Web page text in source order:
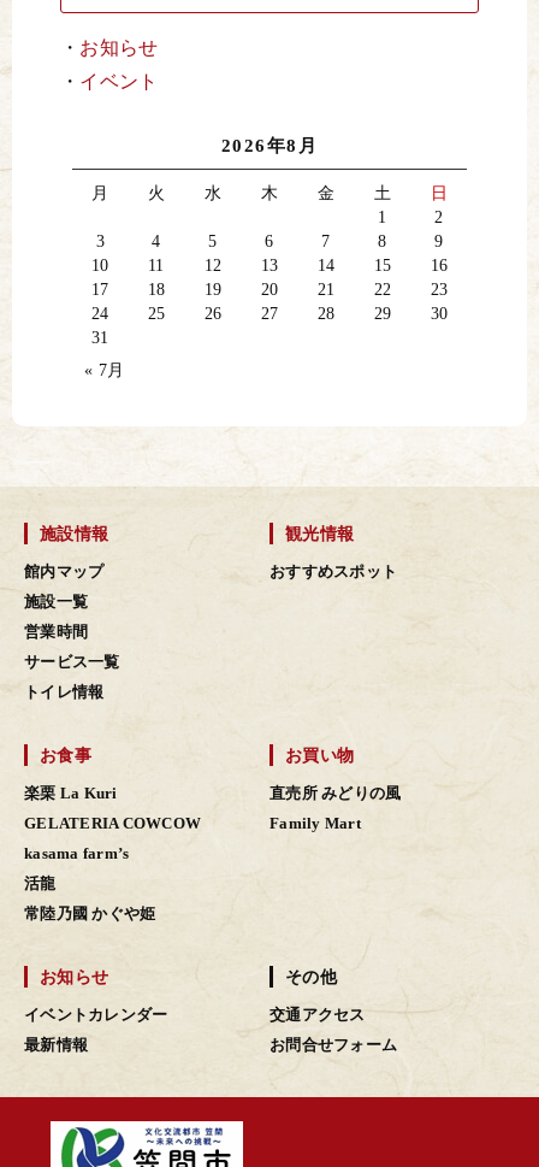
お知らせ
イベント
2026年8月
月 火 水 木 金 土
日
1
2
3
4 5 6 7 8
9
10
11 12 13 14 15
16
17
18 19 20 21 22
23
24
25 26 27 28 29
30
31
« 7月
施設情報
館内マップ
施設一覧
営業時間
サービス一覧
トイレ情報
観光情報
おすすめスポット
お食事
楽栗 La Kuri
GELATERIA COWCOW
kasama farm’s
活龍
常陸乃國 かぐや姫
お買い物
直売所 みどりの風
Family Mart
お知らせ
イベントカレンダー
最新情報
その他
交通アクセス
お問合せフォーム